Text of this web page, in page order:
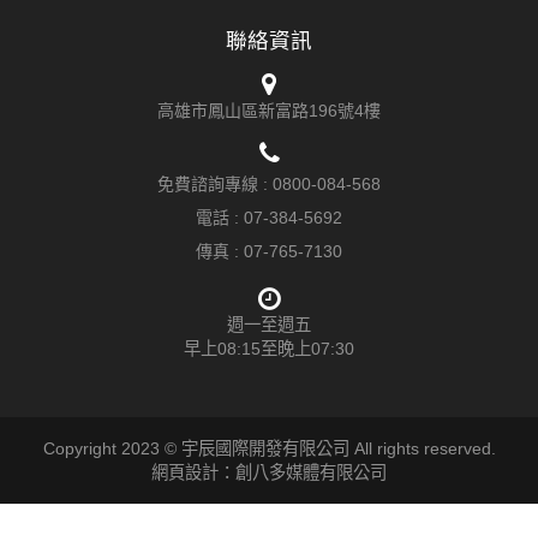
聯絡資訊
高雄市鳳山區新富路196號4樓
免費諮詢專線 : 0800-084-568
電話 : 07-384-5692
傳真 : 07-765-7130
週一至週五
早上08:15至晚上07:30
Copyright 2023 © 宇辰國際開發有限公司 All rights reserved.
網頁設計：創八多媒體有限公司